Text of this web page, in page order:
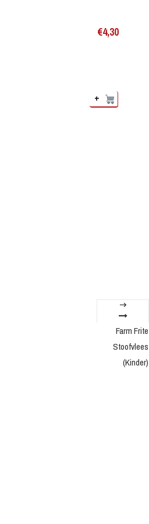
Farm Frite
Stoofvlees
(Kinder)
€4,30
+